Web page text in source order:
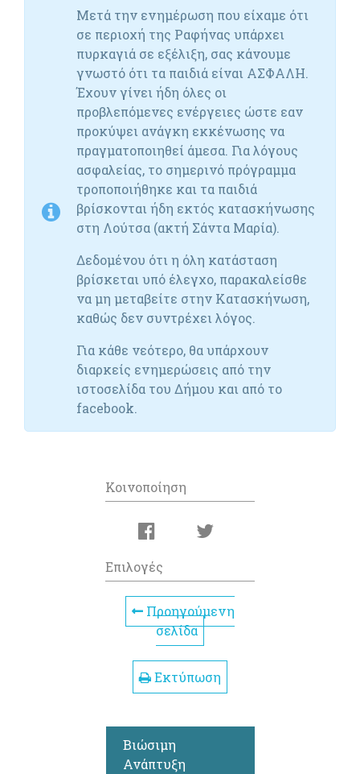
Μετά την ενημέρωση που είχαμε ότι
σε περιοχή της Ραφήνας υπάρχει
πυρκαγιά σε εξέλιξη, σας κάνουμε
γνωστό ότι τα παιδιά είναι ΑΣΦΑΛΗ.
Έχουν γίνει ήδη όλες οι
προβλεπόμενες ενέργειες ώστε εαν
προκύψει ανάγκη εκκένωσης να
πραγματοποιηθεί άμεσα. Για λόγους
ασφαλείας, το σημερινό πρόγραμμα
τροποποιήθηκε και τα παιδιά
βρίσκονται ήδη εκτός κατασκήνωσης
στη Λούτσα (ακτή Σάντα Μαρία).
Δεδομένου ότι η όλη κατάσταση
βρίσκεται υπό έλεγχο, παρακαλείσθε
να μη μεταβείτε στην Κατασκήνωση,
καθώς δεν συντρέχει λόγος.
Για κάθε νεότερο, θα υπάρχουν
διαρκείς ενημερώσεις από την
ιστοσελίδα του Δήμου και από το
facebook.
Κοινοποίηση
Επιλογές
Προηγούμενη
σελίδα
Εκτύπωση
Βιώσιμη
Ανάπτυξη